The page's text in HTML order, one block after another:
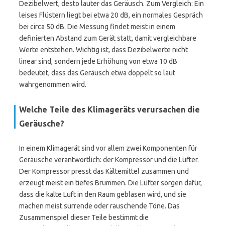
Dezibelwert, desto lauter das Geräusch. Zum Vergleich: Ein
leises Flüstern liegt bei etwa 20 dB, ein normales Gespräch
bei circa 50 dB. Die Messung findet meist in einem
definierten Abstand zum Gerät statt, damit vergleichbare
Werte entstehen. Wichtig ist, dass Dezibelwerte nicht
linear sind, sondern jede Erhöhung von etwa 10 dB
bedeutet, dass das Geräusch etwa doppelt so laut
wahrgenommen wird.
Welche Teile des Klimageräts verursachen die
Geräusche?
In einem Klimagerät sind vor allem zwei Komponenten für
Geräusche verantwortlich: der Kompressor und die Lüfter.
Der Kompressor presst das Kältemittel zusammen und
erzeugt meist ein tiefes Brummen. Die Lüfter sorgen dafür,
dass die kalte Luft in den Raum geblasen wird, und sie
machen meist surrende oder rauschende Töne. Das
Zusammenspiel dieser Teile bestimmt die